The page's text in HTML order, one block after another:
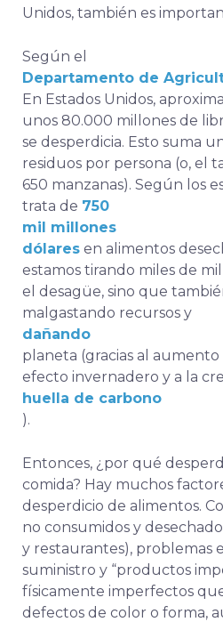
Unidos, también es
Según el
Departamento de
En Estados Unidos,
unos 80.000 millones de
se desperdicia. Esto suma
residuos por persona (o, el
650 manzanas). Según los
trata de 750
mil millones
dólares en alimentos
estamos tirando miles de
el desagüe, sino que
malgastando recursos y
dañando
planeta (gracias al aumento
efecto invernadero y a la
huella de carbono
).
Entonces, ¿por qué
comida? Hay muchos
desperdicio de alimentos.
no consumidos y
y restaurantes), problemas
suministro y “productos
físicamente imperfectos
defectos de color o forma,